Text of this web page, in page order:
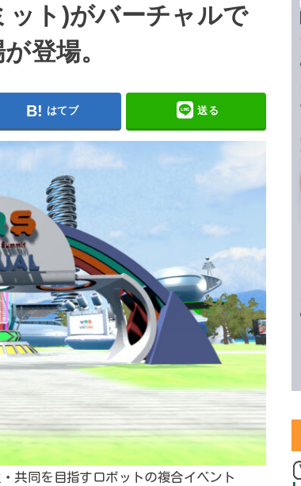
ット)がバーチャルで
登場。
はてブ 送る
共同を目指すロボットの複合イベント